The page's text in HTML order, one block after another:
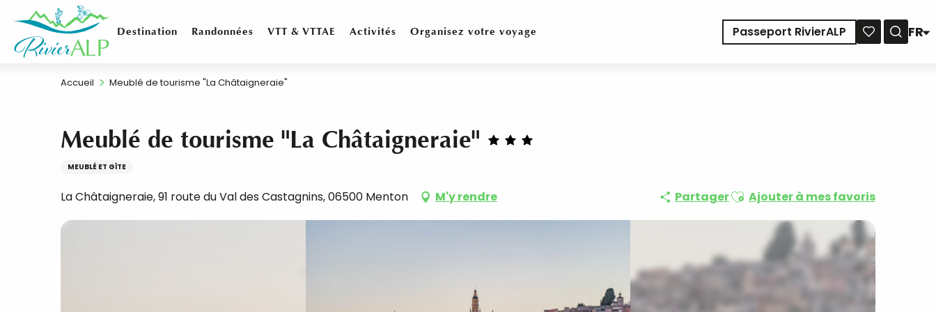
contenu
principal
Passeport RivierALP
FR
Destination Randonnées VTT & VTTAE Activités Organisez votre voyage
Accueil Meublé de tourisme "La Châtaigneraie"
Meublé de tourisme "La Châtaigneraie"
MEUBLÉ ET GÎTE
La Châtaigneraie, 91 route du Val des Castagnins, 06500 Menton M'y rendre PartagerAjouter aux favoris
Ajouter à mes favoris